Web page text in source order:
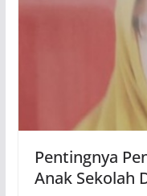
Pentingnya
Anak Sekolah